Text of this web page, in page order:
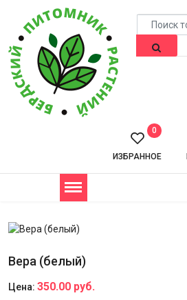
ИЗБРАННОЕ
0
Вера (белый)
Цена: 350.00 руб.